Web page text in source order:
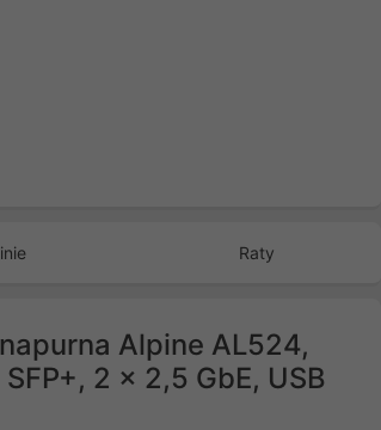
Raty
Alpine AL524,
2 x 2,5 GbE, USB